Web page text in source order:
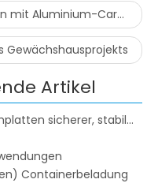
Carport-Überdachung
Gewächshausprojekts
Artikel
Warum sind massive Aluminiumplatten sicherer, stabiler und vielseitiger als Alternativen wie ACMs und IMPs?
Containerbeladung